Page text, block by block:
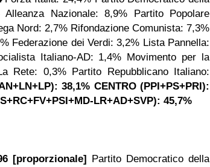
Alleanza Nazionale: 8,9%
Partito Popolare
Nord: 2,7% Rifondazione Comunista: 7,3%
Federazione dei Verdi: 3,2% Lista Pannella:
Italiano-AD: 1,4% Movimento per la
Rete: 0,3% Partito Repubblicano Italiano:
38,1% CENTRO (PPI+PS+PRI):
LR+AD+SVP): 45,7%
[proporzionale] Partito Democratico della